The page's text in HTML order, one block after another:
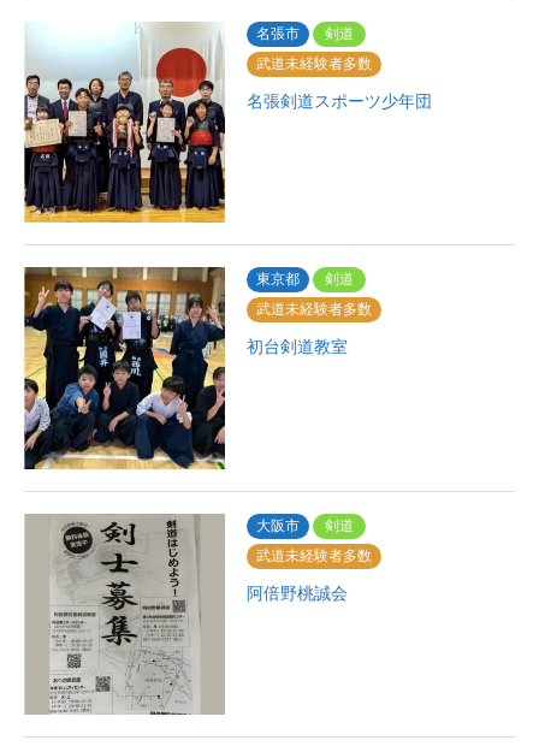
名張市
剣道
武道未経験者多数
名張剣道スポーツ少年団
東京都
剣道
武道未経験者多数
初台剣道教室
大阪市
剣道
武道未経験者多数
阿倍野桃誠会